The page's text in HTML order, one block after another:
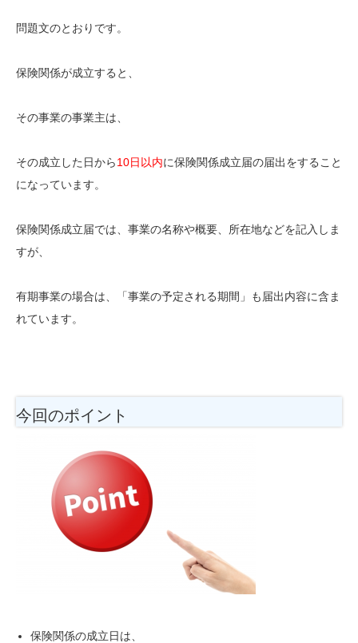
問題文のとおりです。
保険関係が成立すると、
その事業の事業主は、
その成立した日から10日以内に保険関係成立届の届出をすること
になっています。
保険関係成立届では、事業の名称や概要、所在地などを記入しま
すが、
有期事業の場合は、「事業の予定される期間 」も届出内容に含ま
れています。
今回のポイント
保険関係の成立日は、